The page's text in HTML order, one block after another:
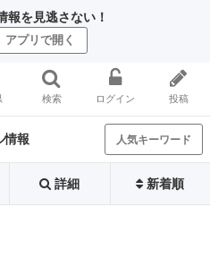
報を見逃さない！
アプリで開く
検索 ログイン 投稿
情報 人気キーワード
詳細 新着順